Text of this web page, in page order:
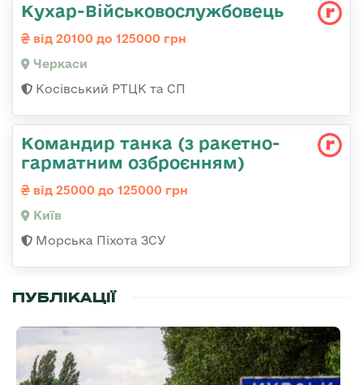
Кухар-Військовослужбовець
від 20100 до 125000 грн
Черкаси
Косівський РТЦК та СП
Командиp танка (з pакетно-
гарматним озброєнням)
від 25000 до 125000 грн
Київ
Морська Піхота ЗСУ
ПУБЛІКАЦІЇ